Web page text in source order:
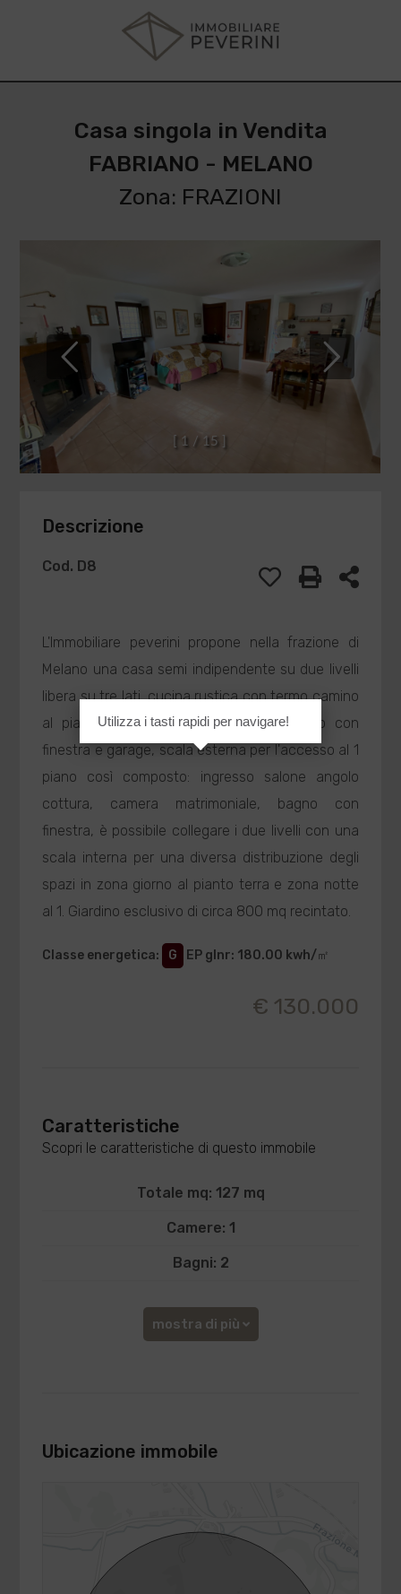
Casa singola in Vendita
FABRIANO - MELANO
Zona: FRAZIONI
1 / 1 5
Descrizione
Cod. D8
L'Immobiliare peverini propone nella frazione di
Melano una casa semi indipendente su due livelli
libera su tre lati, cucina rustica con termo camino
al piano terra e caldaia a gpl, un bagno con
finestra e garage, scala esterna per l'accesso al 1
piano così composto: ingresso salone angolo
cottura, camera matrimoniale, bagno con
finestra, è possibile collegare i due livelli con una
scala interna per una diversa distribuzione degli
spazi in zona giorno al pianto terra e zona notte
al 1. Giardino esclusivo di circa 800 mq recintato.
Classe energetica: G EP glnr: 180.00 kwh/㎡
€ 130.000
Caratteristiche
Scopri le caratteristiche di questo immobile
Totale mq: 127 mq
Camere: 1
Bagni: 2
mostra di più
Ubicazione immobile
Utilizza i tasti rapidi per navigare!